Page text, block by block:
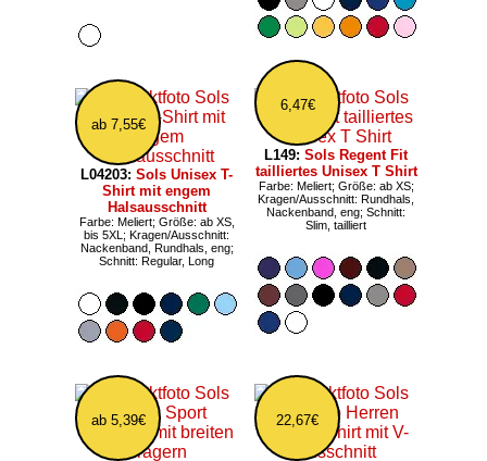
ab 7,55€
L04203: Sols Unisex T-
Shirt mit engem
Halsausschnitt
Farbe: Meliert; Größe: ab XS,
bis 5XL; Kragen/Ausschnitt:
Nackenband, Rundhals, eng;
Schnitt: Regular, Long
6,47€
L149: Sols Regent Fit
tailliertes Unisex T Shirt
Farbe: Meliert; Größe: ab XS;
Kragen/Ausschnitt: Rundhals,
Nackenband, eng; Schnitt:
Slim, tailliert
ab 5,39€ 22,67€